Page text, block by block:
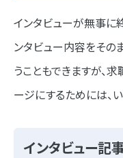
インタビューが無事に
ンタビュー内容をその
うこともできますが、
ージにするためには、
インタビュー記